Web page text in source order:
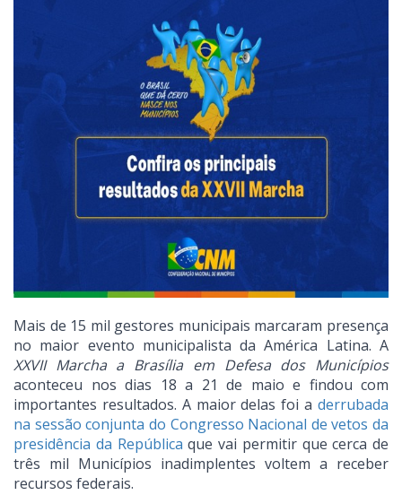
Mais de 15 mil gestores municipais marcaram presença
no maior evento municipalista da América Latina. A
XXVII Marcha a Brasília em Defesa dos Municípios
aconteceu nos dias 18 a 21 de maio e findou com
importantes resultados. A maior delas foi a derrubada
na sessão conjunta do Congresso Nacional de vetos da
presidência da República que vai permitir que cerca de
três mil Municípios inadimplentes voltem a receber
recursos federais.